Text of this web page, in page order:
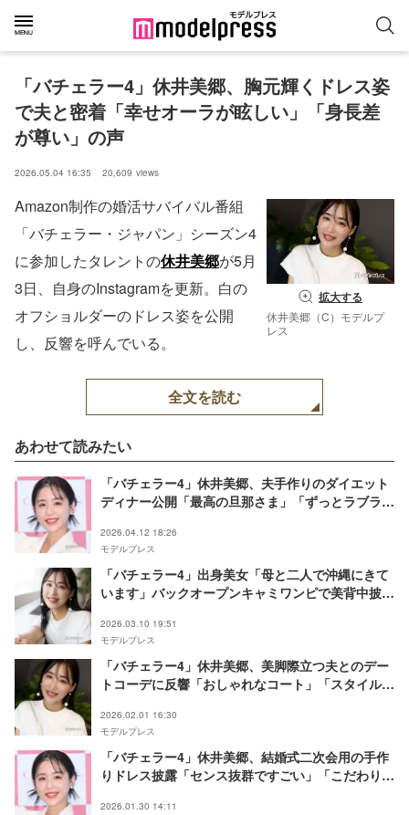
「バチェラー4」休井美郷、胸元輝くドレス姿
で夫と密着「幸せオーラが眩しい」「身長差
が尊い」の声
2026.05.04 16:35 20,609 views
拡大する
休井美郷（C）モデルプ
レス
Amazon制作の婚活サバイバル番組
「バチェラー・ジャパン」シーズン4
に参加したタレントの休井美郷が5月
3日、自身のInstagramを更新。白の
オフショルダーのドレス姿を公開
し、反響を呼んでいる。
全文を読む
あわせて読みたい
「バチェラー4」休井美郷、夫手作りのダイエット
ディナー公開「最高の旦那さま」「ずっとラブラ
2026.04.12 18:26
モデルプレス
「バチェラー4」出身美女「母と二人で沖縄にきて
います」バックオープンキャミワンピで美背中披露
2026.03.10 19:51
モデルプレス
「バチェラー4」休井美郷、美脚際立つ夫とのデー
トコーデに反響「おしゃれなコート」「スタイル良
2026.02.01 16:30
モデルプレス
「バチェラー4」休井美郷、結婚式二次会用の手作
りドレス披露「センス抜群ですごい」「こだわり感
2026.01.30 14:11